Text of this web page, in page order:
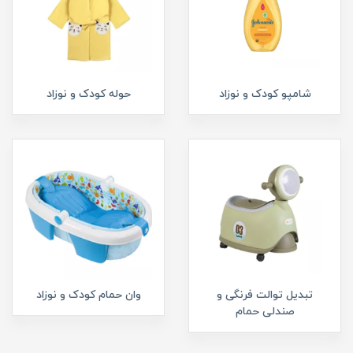
شامپو کودک و نوزاد حوله کودک و نوزاد
تبدیل توالت فرنگی و
صندلی حمام
وان حمام کودک و نوزاد